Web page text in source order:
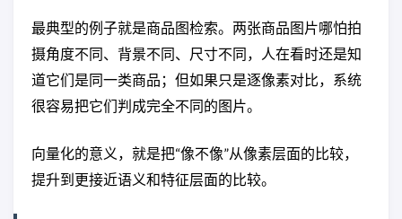
最典型的例子就是商品图检索。两张商品图片哪怕拍
摄角度不同、背景不同、尺寸不同，人在看时还是知
道它们是同一类商品；但如果只是逐像素对比，系统
很容易把它们判成完全不同的图片。
向量化的意义，就是把“像不像”从像素层面的比较，
提升到更接近语义和特征层面的比较。